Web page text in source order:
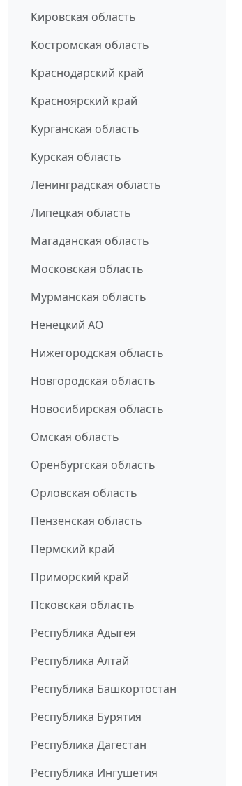
Кировская область
Костромская область
Краснодарский край
Красноярский край
Курганская область
Курская область
Ленинградская область
Липецкая область
Магаданская область
Московская область
Мурманская область
Ненецкий АО
Нижегородская область
Новгородская область
Новосибирская область
Омская область
Оренбургская область
Орловская область
Пензенская область
Пермский край
Приморский край
Псковская область
Республика Адыгея
Республика Алтай
Республика Башкортостан
Республика Бурятия
Республика Дагестан
Республика Ингушетия